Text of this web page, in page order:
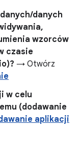
danych
wzorców
czasie
→ Otwórz
w celu
(dodawanie
aplikacji